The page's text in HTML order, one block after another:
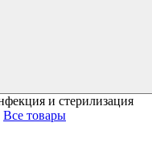
и стерилизация
Все товары